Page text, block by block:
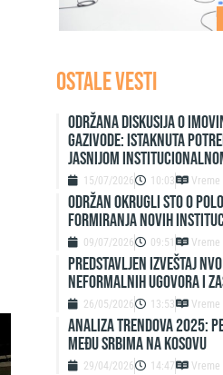
OSTALE VESTI
Održana diskusija o
Gazivode: Istaknuta
jasnijom
15/07/2026 10:03
ODRŽAN OKRUGLI STO O
FORMIRANJA NOVIH
09/07/2026 09:51
Predstavljen izveštaj
neformalnih ugovora i
26/05/2026 13:53
ANALIZA TRENDOVA 2025:
MEĐU SRBIMA NA KOSOVU
29/04/2026 14:47